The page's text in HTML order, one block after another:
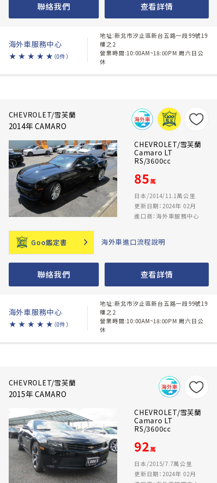
聯絡我們 查看詳情
海外車服務中心
★ ★ ★ ★ ★ （0件）
地址:新北市汐止區新台五路一段99號19
樓之2
營業時間:10:00AM~18:00PM 周六日公
休
CHEVROLET/雪芙蘭
2014年 CAMARO
CHEVROLET/雪芙蘭
Camaro LT
RS/3600cc
85萬
日本/2014/11.1萬公里
更新日期：2024年 02月
進口商：海外車服務中心
Goo鑑定書 海外車進口流程說明
聯絡我們 查看詳情
海外車服務中心
★ ★ ★ ★ ★ （0件）
地址:新北市汐止區新台五路一段99號19
樓之2
營業時間:10:00AM~18:00PM 周六日公
休
CHEVROLET/雪芙蘭
2015年 CAMARO
CHEVROLET/雪芙蘭
Camaro LT
RS/3600cc
92萬
日本/2015/7.7萬公里
更新日期：2024年 02月